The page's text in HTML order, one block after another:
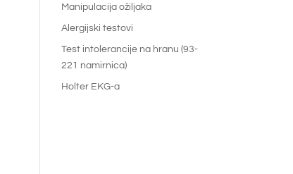
Manipulacija ožiljaka
Alergijski testovi
Test intolerancije na hranu (93-
221 namirnica)
Holter EKG-a